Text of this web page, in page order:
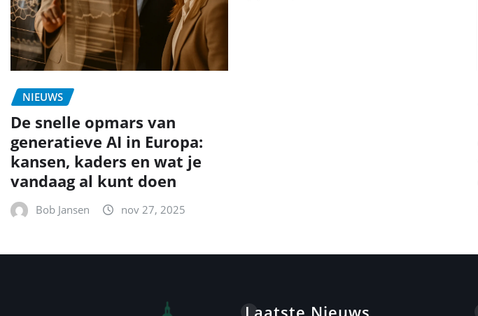
NIEUWS
De snelle opmars van
generatieve AI in Europa:
kansen, kaders en wat je
vandaag al kunt doen
Bob Jansen nov 27, 2025